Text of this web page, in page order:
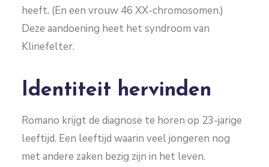
heeft. (En een vrouw 46 XX-chromosomen.)
Deze aandoening heet het syndroom van
Klinefelter.
Identiteit hervinden
Romano krijgt de diagnose te horen op 23-jarige
leeftijd. Een leeftijd waarin veel jongeren nog
met andere zaken bezig zijn in het leven.